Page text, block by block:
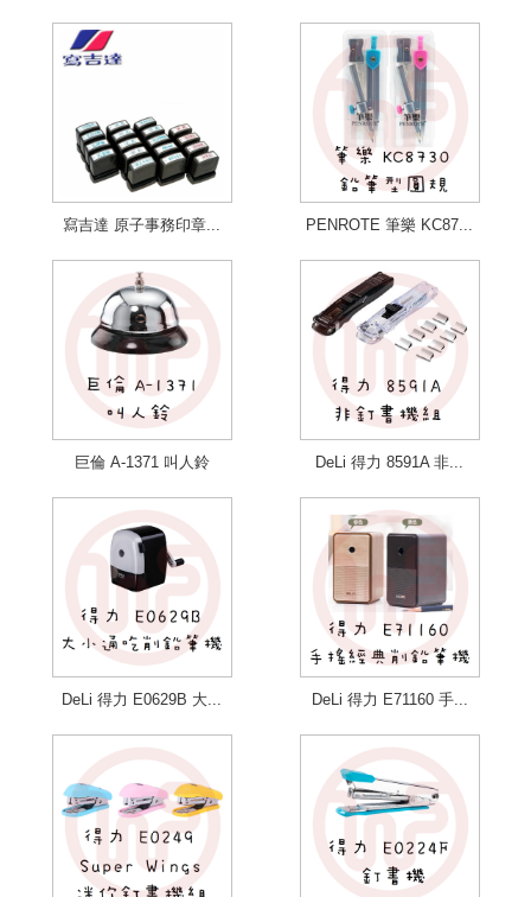
寫吉達 原子事務印章... PENROTE 筆樂 KC87...
巨倫 A-1371 叫人鈴 DeLi 得力 8591A 非...
DeLi 得力 E0629B 大... DeLi 得力 E71160 手...